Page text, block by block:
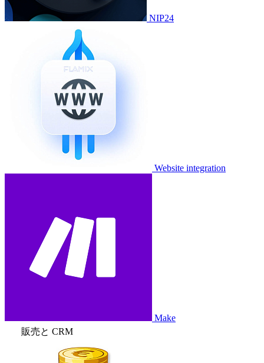
NIP24
Website integration
Make
販売と CRM